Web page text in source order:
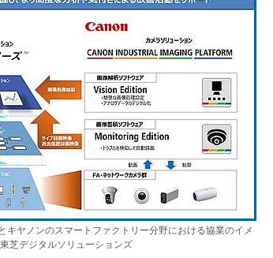
メイドインジャパン
植物工場
知財マネジメント
海外生産
グローバル設計・開発
制御セキュリティ
新型コロナへの対応
キヤノンのスマートファクトリー分野における協業のイメ
芝デジタルソリューションズ